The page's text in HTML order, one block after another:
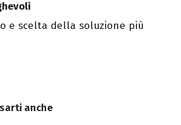
e scelta della soluzione più
anche